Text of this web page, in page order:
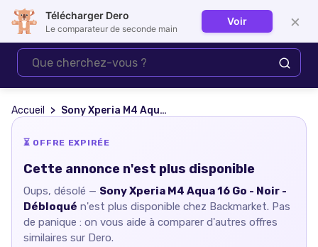
Se connecter
Accueil Sony Xperia M4 Aqua 16 Go - Noir - Débloqué
⏳ OFFRE EXPIRÉE
Cette annonce n'est plus disponible
Oups, désolé — Sony Xperia M4 Aqua 16 Go - Noir -
Débloqué n'est plus disponible chez Backmarket. Pas
de panique : on vous aide à comparer d'autres offres
similaires sur Dero.
Télécharger Dero
Le comparateur de seconde main
Voir ×